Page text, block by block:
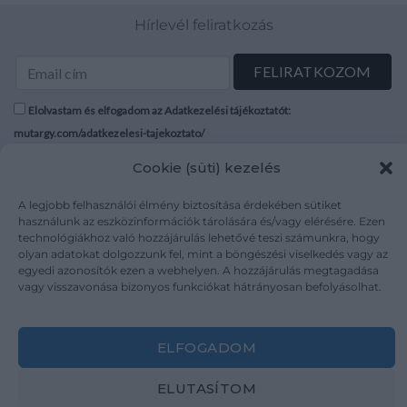
Cookie (süti) kezelés
A legjobb felhasználói élmény biztosítása érdekében sütiket
használunk az eszközinformációk tárolására és/vagy elérésére. Ezen
technológiákhoz való hozzájárulás lehetővé teszi számunkra, hogy
olyan adatokat dolgozzunk fel, mint a böngészési viselkedés vagy az
egyedi azonosítók ezen a webhelyen. A hozzájárulás megtagadása
vagy visszavonása bizonyos funkciókat hátrányosan befolyásolhat.
ELFOGADOM
ELUTASÍTOM
Hírlevél feliratkozás
Elolvastam és elfogadom az Adatkezelési tájékoztatót:
mutargy.com/adatkezelesi-tajekoztato/
Médiaajánlat
Karrier
Kapcsolat
Áraink
ÁSZF
Adatvédelem
Impresszum